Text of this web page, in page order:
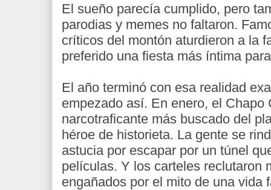
El sueño parecía cumplido, pero
parodias y memes no faltaron.
críticos del montón aturdieron a la
preferido una fiesta más íntima
El año terminó con esa realidad
empezado así. En enero, el Chapo
narcotraficante más buscado del
héroe de historieta. La gente se
astucia por escapar por un túnel
películas. Y los carteles reclutaron
engañados por el mito de una vida